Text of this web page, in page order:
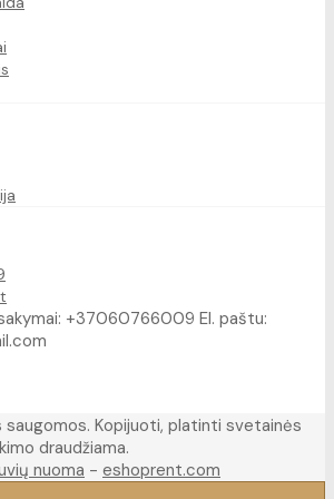
+37060766009 El. paštu:
Kopijuoti, platinti svetainės
draudžiama.
nuoma - eshoprent.com